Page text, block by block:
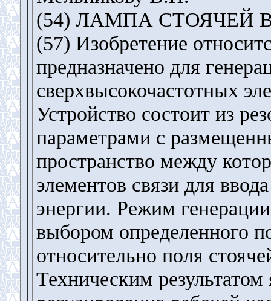
(54) ЛАМПА СТОЯЧЕЙ
(57) Изобретение
предназначено для
сверхвысокочастотных
Устройство состоит из
параметрами с
пространство между
элементов связи для
энергии. Режим
выбором определенного
относительно поля
Техническим